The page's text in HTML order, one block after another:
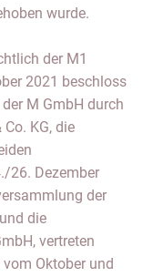
wurde.
der M1
2021 beschloss
M GmbH durch
KG, die
26. Dezember
der
die
vertreten
Oktober und